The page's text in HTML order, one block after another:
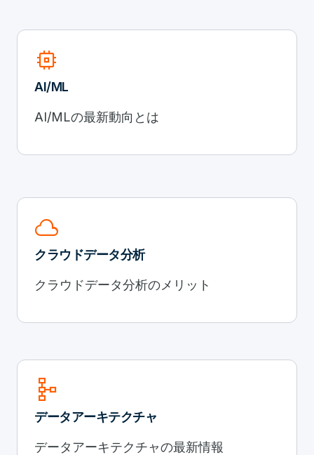
memory
AI/ML
AI/MLの最新動向とは
cloud
クラウドデータ分析
クラウドデータ分析のメリット
schema
データアーキテクチャ
データアーキテクチャの最新情報